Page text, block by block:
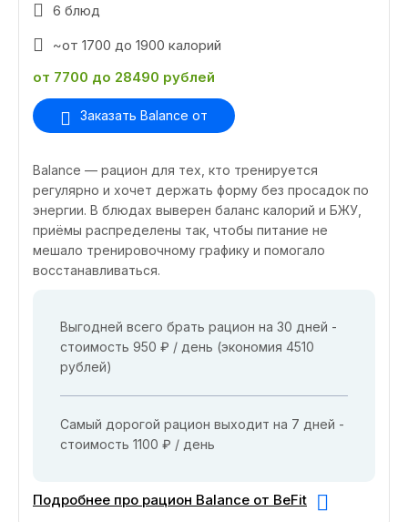
6 блюд
~от 1700 до 1900 калорий
от 7700 до 28490 рублей
Заказать Balance от
Balance — рацион для тех, кто тренируется
регулярно и хочет держать форму без просадок по
энергии. В блюдах выверен баланс калорий и БЖУ,
приёмы распределены так, чтобы питание не
мешало тренировочному графику и помогало
восстанавливаться.
Выгодней всего брать рацион на 30 дней -
стоимость 950 ₽ / день (экономия 4510
рублей)
Самый дорогой рацион выходит на 7 дней -
стоимость 1100 ₽ / день
Подробнее про рацион Balance от BeFit